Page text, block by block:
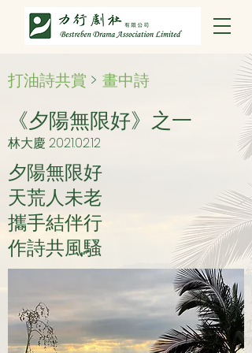
打油詩共賞 > 畫中詩
《夕陽無限好》之一
林大慶 2021.02.12
夕陽無限好
天荒人未老
攜手結伴行
作詩共風騷